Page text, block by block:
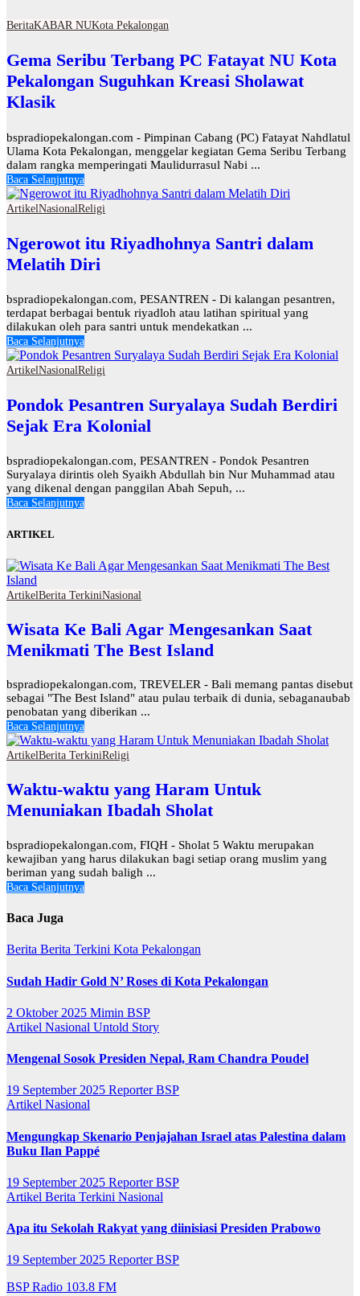
BeritaKABAR NUKota Pekalongan
Gema Seribu Terbang PC Fatayat NU Kota
Pekalongan Suguhkan Kreasi Sholawat
Klasik
bspradiopekalongan.com - Pimpinan Cabang (PC) Fatayat Nahdlatul
Ulama Kota Pekalongan, menggelar kegiatan Gema Seribu Terbang
dalam rangka memperingati Maulidurrasul Nabi ...
Baca Selanjutnya
ArtikelNasionalReligi
Ngerowot itu Riyadhohnya Santri dalam
Melatih Diri
bspradiopekalongan.com, PESANTREN - Di kalangan pesantren,
terdapat berbagai bentuk riyadloh atau latihan spiritual yang
dilakukan oleh para santri untuk mendekatkan ...
Baca Selanjutnya
ArtikelNasionalReligi
Pondok Pesantren Suryalaya Sudah Berdiri
Sejak Era Kolonial
bspradiopekalongan.com, PESANTREN - Pondok Pesantren
Suryalaya dirintis oleh Syaikh Abdullah bin Nur Muhammad atau
yang dikenal dengan panggilan Abah Sepuh, ...
Baca Selanjutnya
ARTIKEL
ArtikelBerita TerkiniNasional
Wisata Ke Bali Agar Mengesankan Saat
Menikmati The Best Island
bspradiopekalongan.com, TREVELER - Bali memang pantas disebut
sebagai "The Best Island" atau pulau terbaik di dunia, sebaganaubab
penobatan yang diberikan ...
Baca Selanjutnya
ArtikelBerita TerkiniReligi
Waktu-waktu yang Haram Untuk
Menuniakan Ibadah Sholat
bspradiopekalongan.com, FIQH - Sholat 5 Waktu merupakan
kewajiban yang harus dilakukan bagi setiap orang muslim yang
beriman yang sudah baligh ...
Baca Selanjutnya
Baca Juga
Berita Berita Terkini Kota Pekalongan
Sudah Hadir Gold N’ Roses di Kota Pekalongan
2 Oktober 2025 Mimin BSP
Artikel Nasional Untold Story
Mengenal Sosok Presiden Nepal, Ram Chandra Poudel
19 September 2025 Reporter BSP
Artikel Nasional
Mengungkap Skenario Penjajahan Israel atas Palestina dalam
Buku Ilan Pappé
19 September 2025 Reporter BSP
Artikel Berita Terkini Nasional
Apa itu Sekolah Rakyat yang diinisiasi Presiden Prabowo
19 September 2025 Reporter BSP
BSP Radio 103.8 FM